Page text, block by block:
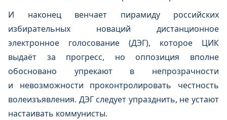
И наконец венчает пирамиду российских
избирательных новаций дистанционное
электронное голосование (ДЭГ), которое ЦИК
выдаёт за прогресс, но оппозиция вполне
обосновано упрекают в непрозрачности
и невозможности проконтролировать честность
волеизъявления. ДЭГ следует упразднить, не устают
настаивать коммунисты.